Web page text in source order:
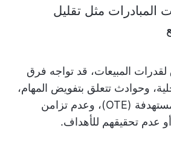
المبادرات مثل تقليل
المبيعات، قد تواجه فرق
وحوادث تتعلق بتفويض المهام،
وعدم دقة الأرباح المستهدفة (OTE)، وعدم تزامن
عدم تحقيقهم للأهداف.